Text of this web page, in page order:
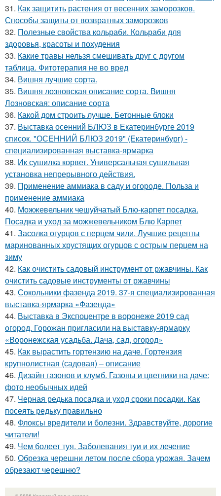
31. Как защитить растения от весенних заморозков.
Способы защиты от возвратных заморозков
32. Полезные свойства кольраби. Кольраби для
здоровья, красоты и похудения
33. Какие травы нельзя смешивать друг с другом
таблица. Фитотерапия не во вред
34. Вишня лучшие сорта.
35. Вишня лозновская описание сорта. Вишня
Лозновская: описание сорта
36. Какой дом строить лучше. Бетонные блоки
37. Выставка осенний БЛЮЗ в Екатеринбурге 2019
список. "ОСЕННИЙ БЛЮЗ 2019" (Екатеринбург) -
специализированная выставка-ярмарка
38. Ик сушилка корвет. Универсальная сушильная
установка непрерывного действия.
39. Применение аммиака в саду и огороде. Польза и
применение аммиака
40. Можжевельник чешуйчатый Блю-карпет посадка.
Посадка и уход за можжевельником Блю Карпет
41. Засолка огурцов с перцем чили. Лучшие рецепты
маринованных хрустящих огурцов с острым перцем на
зиму
42. Как очистить садовый инструмент от ржавчины. Как
очистить садовые инструменты от ржавчины
43. Сокольники фазенда 2019. 37-я специализированная
выставка-ярмарка «Фазенда»
44. Выставка в Экспоцентре в воронеже 2019 сад
огород. Горожан пригласили на выставку-ярмарку
«Воронежская усадьба. Дача, сад, огород»
45. Как вырастить гортензию на даче. Гортензия
крупнолистная (садовая) – описание
46. Дизайн газонов и клумб. Газоны и цветники на даче:
фото необычных идей
47. Черная редька посадка и уход сроки посадки. Как
посеять редьку правильно
48. Флоксы вредители и болезни. Здравствуйте, дорогие
читатели!
49. Чем болеет туя. Заболевания туи и их лечение
50. Обрезка черешни летом после сбора урожая. Зачем
обрезают черешню?